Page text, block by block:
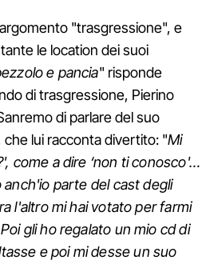
"trasgressione", e
le location dei suoi
e pancia" risponde
di trasgressione, Pierino
di parlare del suo
che lui racconta divertito: "Mi
come a dire ‘non ti conosco'…
anch'io parte del cast degli
l'altro mi hai votato per farmi
Poi gli ho regalato un mio cd di
e poi mi desse un suo